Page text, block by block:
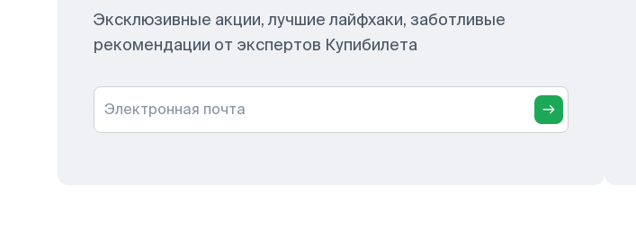
Эксклюзивные акции, лучшие лайфхаки, заботливые
рекомендации от экспертов Купибилета
Электронная почта